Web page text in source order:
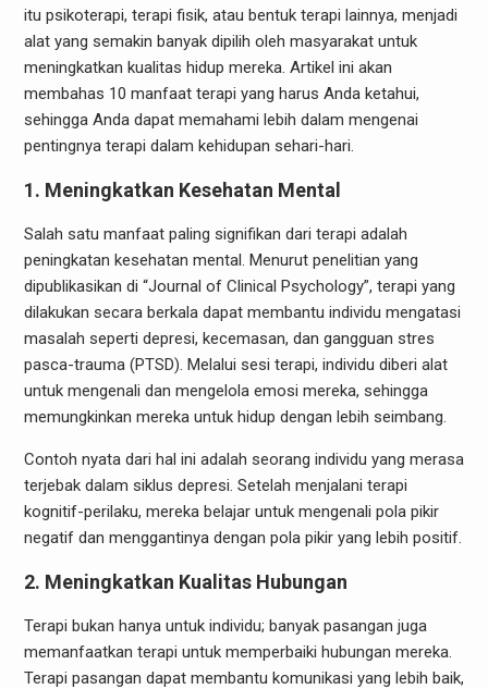
itu psikoterapi, terapi fisik, atau bentuk terapi lainnya, menjadi
alat yang semakin banyak dipilih oleh masyarakat untuk
meningkatkan kualitas hidup mereka. Artikel ini akan
membahas 10 manfaat terapi yang harus Anda ketahui,
sehingga Anda dapat memahami lebih dalam mengenai
pentingnya terapi dalam kehidupan sehari-hari.
1. Meningkatkan Kesehatan Mental
Salah satu manfaat paling signifikan dari terapi adalah
peningkatan kesehatan mental. Menurut penelitian yang
dipublikasikan di “Journal of Clinical Psychology”, terapi yang
dilakukan secara berkala dapat membantu individu mengatasi
masalah seperti depresi, kecemasan, dan gangguan stres
pasca-trauma (PTSD). Melalui sesi terapi, individu diberi alat
untuk mengenali dan mengelola emosi mereka, sehingga
memungkinkan mereka untuk hidup dengan lebih seimbang.
Contoh nyata dari hal ini adalah seorang individu yang merasa
terjebak dalam siklus depresi. Setelah menjalani terapi
kognitif-perilaku, mereka belajar untuk mengenali pola pikir
negatif dan menggantinya dengan pola pikir yang lebih positif.
2. Meningkatkan Kualitas Hubungan
Terapi bukan hanya untuk individu; banyak pasangan juga
memanfaatkan terapi untuk memperbaiki hubungan mereka.
Terapi pasangan dapat membantu komunikasi yang lebih baik,